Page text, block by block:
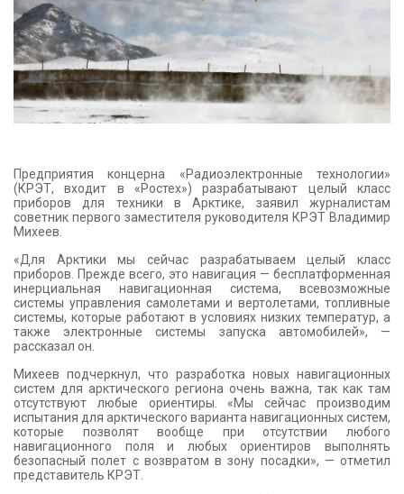
Предприятия концерна «Радиоэлектронные технологии»
(КРЭТ, входит в «Ростех») разрабатывают целый класс
приборов для техники в Арктике, заявил журналистам
советник первого заместителя руководителя КРЭТ Владимир
Михеев.
«Для Арктики мы сейчас разрабатываем целый класс
приборов. Прежде всего, это навигация — бесплатформенная
инерциальная навигационная система, всевозможные
системы управления самолетами и вертолетами, топливные
системы, которые работают в условиях низких температур, а
также электронные системы запуска автомобилей», —
рассказал он.
Михеев подчеркнул, что разработка новых навигационных
систем для арктического региона очень важна, так как там
отсутствуют любые ориентиры. «Мы сейчас производим
испытания для арктического варианта навигационных систем,
которые позволят вообще при отсутствии любого
навигационного поля и любых ориентиров выполнять
безопасный полет с возвратом в зону посадки», — отметил
представитель КРЭТ.